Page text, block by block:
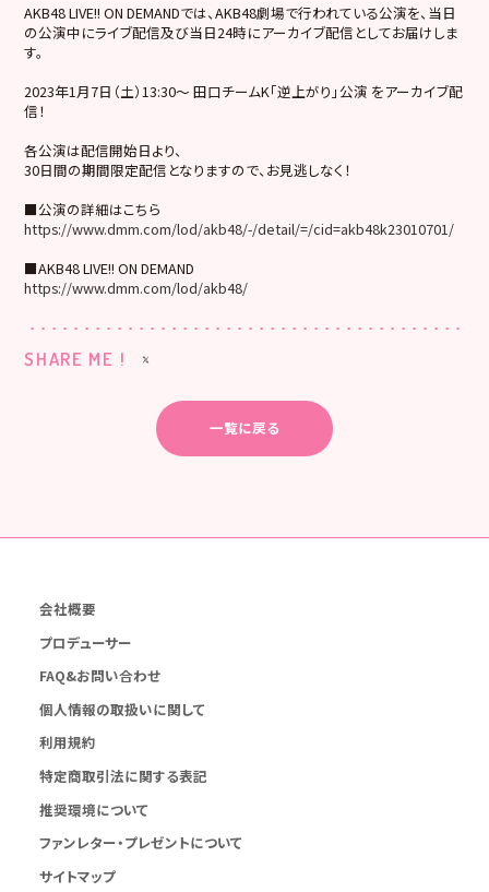
AKB48 LIVE!! ON DEMANDでは、AKB48劇場で行われている公演を、当日
の公演中にライブ配信及び当日24時にアーカイブ配信としてお届けしま
す。
2023年1月7日（土）13:30～ 田口チームK「逆上がり」公演 をアーカイブ配
信！
各公演は配信開始日より、
30日間の期間限定配信となりますので、お見逃しなく！
■公演の詳細はこちら
https://www.dmm.com/lod/akb48/-/detail/=/cid=akb48k23010701/
■AKB48 LIVE!! ON DEMAND
https://www.dmm.com/lod/akb48/
SHARE ME !
一覧に戻る
会社概要
プロデューサー
FAQ&お問い合わせ
個人情報の取扱いに関して
利用規約
特定商取引法に関する表記
推奨環境について
ファンレター・プレゼントについて
サイトマップ